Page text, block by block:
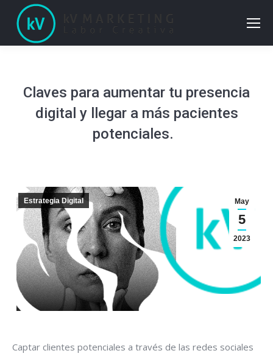
Claves para aumentar tu presencia
digital y llegar a más pacientes
potenciales.
May
5
2023
Estrategia Digital
Captar clientes potenciales a través de las redes sociales